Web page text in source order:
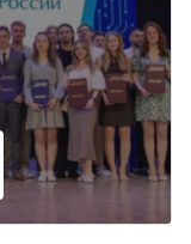
области
финансово-
подготовлена
специалистов